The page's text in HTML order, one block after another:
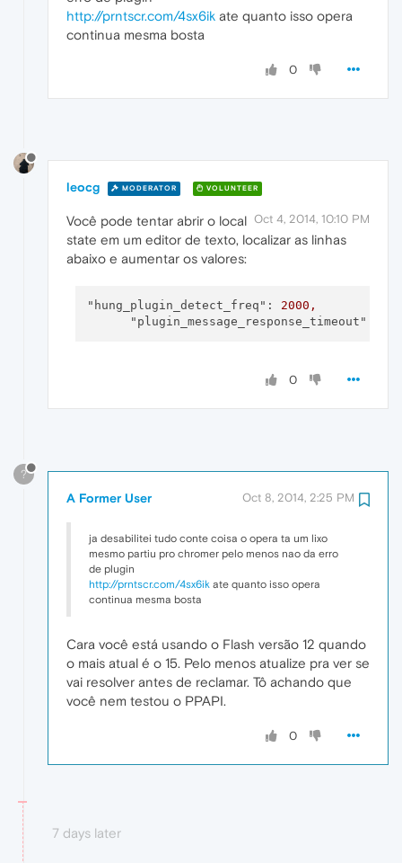
http://prntscr.com/4sx6ik ate quanto isso opera
continua mesma bosta
0
leocg MODERATOR VOLUNTEER
Oct 4, 2014, 10:10 PM
Você pode tentar abrir o local
state em um editor de texto, localizar as linhas
abaixo e aumentar os valores:
"hung_plugin_detect_freq": 2000 ,
"plugin_message_response_timeout":
0
?
A Former User Oct 8, 2014, 2:25 PM
ja desabilitei tudo conte coisa o opera ta um lixo
mesmo partiu pro chromer pelo menos nao da erro
de plugin
http://prntscr.com/4sx6ik ate quanto isso opera
continua mesma bosta
Cara você está usando o Flash versão 12 quando
o mais atual é o 15. Pelo menos atualize pra ver se
vai resolver antes de reclamar. Tô achando que
você nem testou o PPAPI.
0
7 days later